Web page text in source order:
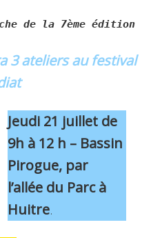
de la 7ème édition
3 ateliers au festival
Jeudi 21 juillet de
9h à 12 h – Bassin
Pirogue, par
l’allée du Parc à
Huitre.